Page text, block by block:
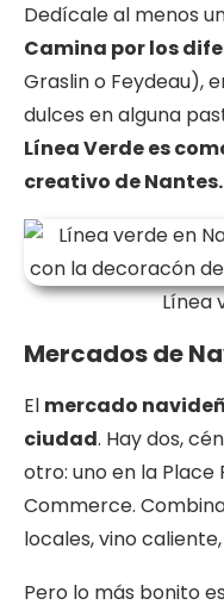
Dedícale al menos
Camina por los
Graslin o Feydeau),
dulces en alguna
Línea Verde es
creativo de Nantes.
Línea
Mercados de
El mercado
ciudad. Hay dos,
otro: uno en la Place
Commerce.
locales, vino
Pero lo más bonito